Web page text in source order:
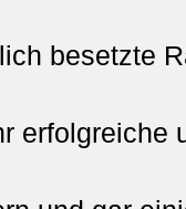
besetzte
erfolgreiche